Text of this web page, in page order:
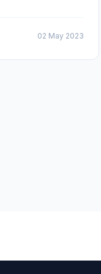
02 May 2023